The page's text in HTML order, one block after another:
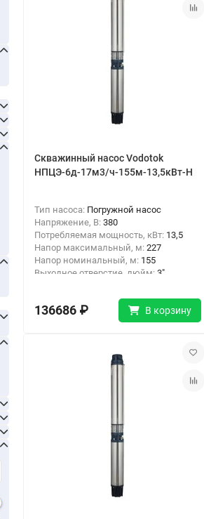
Скважинный насос Vodotok
НПЦЭ-6д-17м3/ч-155м-13,5кВт-Н
Тип насоса: Погружной насос
Напряжение, В: 380
Потребляемая мощность, кВт: 13,5
Напор максимальный, м: 227
Напор номинальный, м: 155
Выходное отверстие, дюйм: 3"
136686 ₽ В корзину